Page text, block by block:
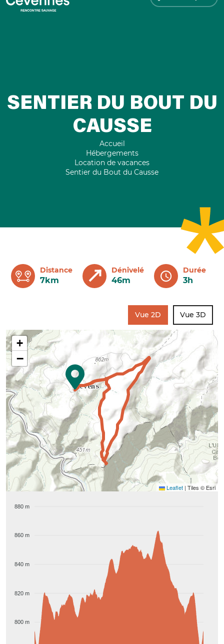
SENTIER DU BOUT DU
CAUSSE
Accueil
Hébergements
Location de vacances
Sentier du Bout du Causse
Distance
7km
Dénivelé
46m
Durée
3h
Vue 2D Vue 3D
+
−
Leaflet | Tiles © Esri
880 m
860 m
840 m
820 m
800 m